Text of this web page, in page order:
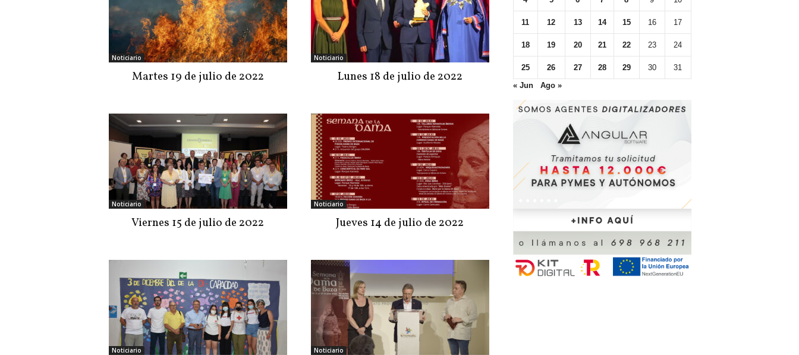
Noticiario
Martes 19 de julio de 2022
Noticiario
Lunes 18 de julio de 2022
Noticiario
Viernes 15 de julio de 2022
Noticiario
Jueves 14 de julio de 2022
Noticiario Noticiario
11 12 13 14 15 16 17
18 19 20 21 22 23 24
25 26 27 28 29 30
31
« Jun
Ago »